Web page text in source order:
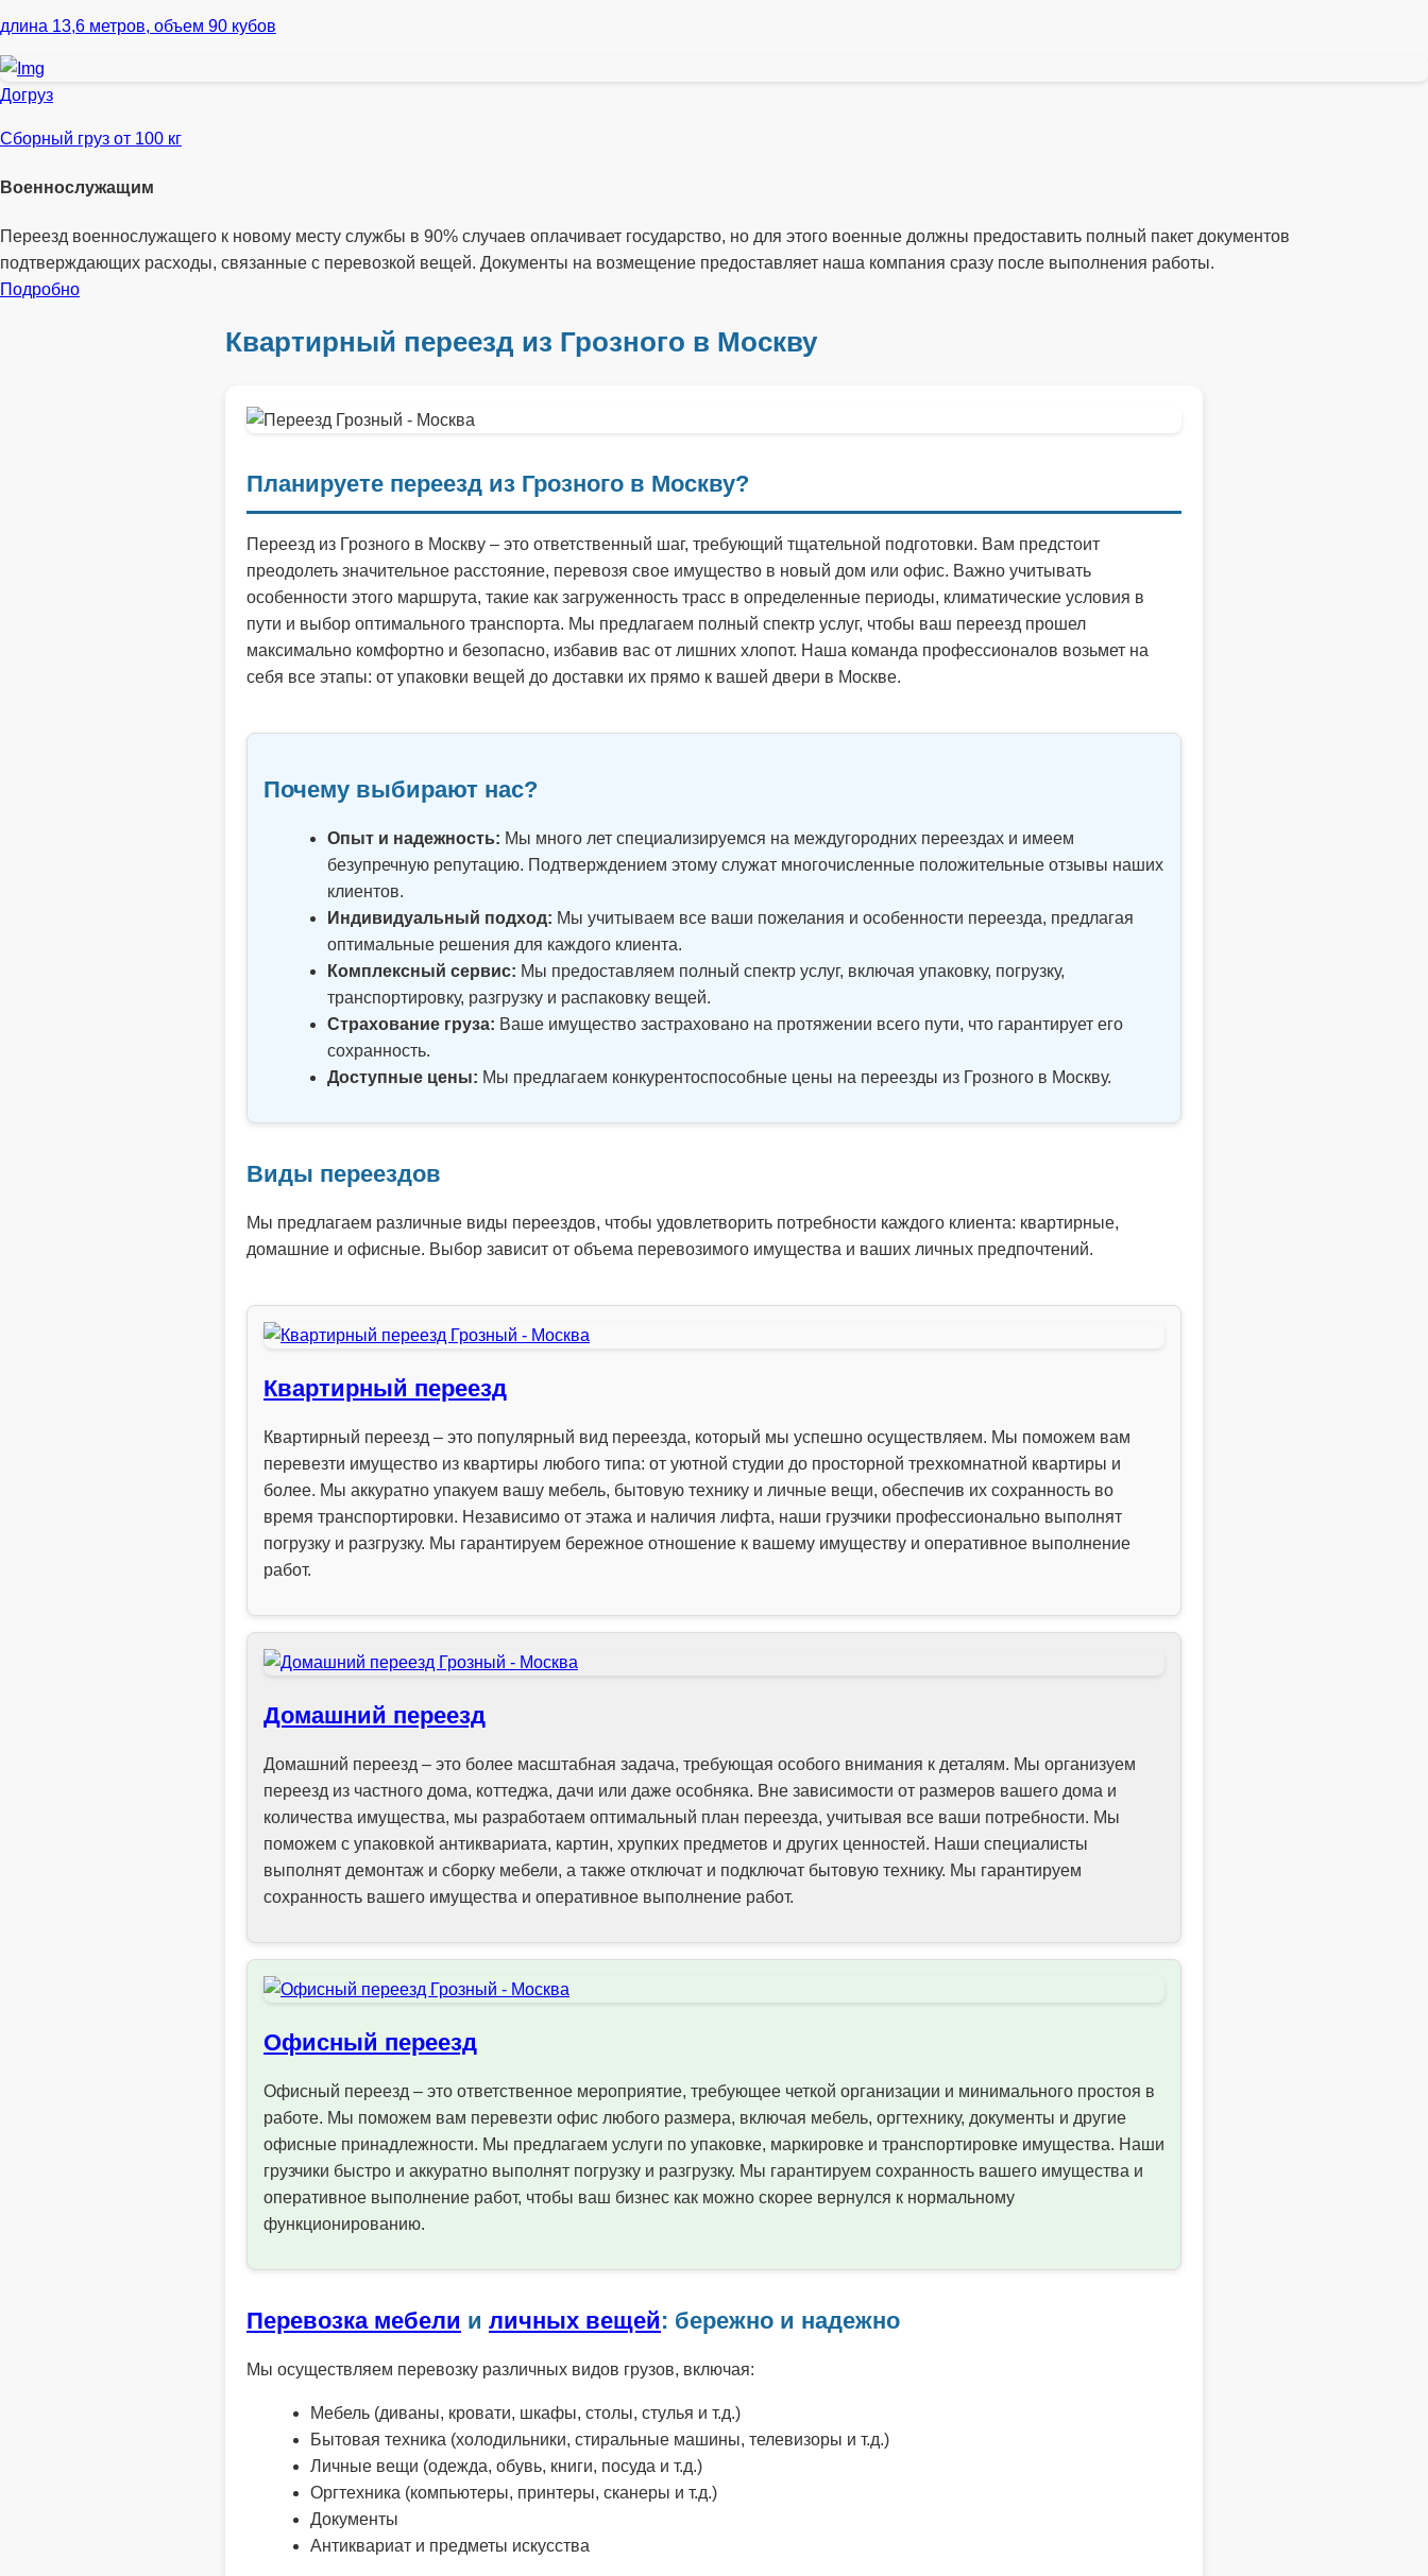
длина 13,6 метров, объем 90 кубов
Догруз
Сборный груз от 100 кг
Военнослужащим
Переезд военнослужащего к новому месту службы в 90% случаев оплачивает государство, но для этого военные должны предоставить полный пакет документов
подтверждающих расходы, связанные с перевозкой вещей. Документы на возмещение предоставляет наша компания сразу после выполнения работы.
Подробно
Квартирный переезд из Грозного в Москву
Планируете переезд из Грозного в Москву?
Переезд из Грозного в Москву – это ответственный шаг, требующий тщательной подготовки. Вам предстоит
преодолеть значительное расстояние, перевозя свое имущество в новый дом или офис. Важно учитывать
особенности этого маршрута, такие как загруженность трасс в определенные периоды, климатические условия в
пути и выбор оптимального транспорта. Мы предлагаем полный спектр услуг, чтобы ваш переезд прошел
максимально комфортно и безопасно, избавив вас от лишних хлопот. Наша команда профессионалов возьмет на
себя все этапы: от упаковки вещей до доставки их прямо к вашей двери в Москве.
Почему выбирают нас?
Опыт и надежность: Мы много лет специализируемся на междугородних переездах и имеем
безупречную репутацию. Подтверждением этому служат многочисленные положительные отзывы наших
клиентов.
Индивидуальный подход: Мы учитываем все ваши пожелания и особенности переезда, предлагая
оптимальные решения для каждого клиента.
Комплексный сервис: Мы предоставляем полный спектр услуг, включая упаковку, погрузку,
транспортировку, разгрузку и распаковку вещей.
Страхование груза: Ваше имущество застраховано на протяжении всего пути, что гарантирует его
сохранность.
Доступные цены: Мы предлагаем конкурентоспособные цены на переезды из Грозного в Москву.
Виды переездов
Мы предлагаем различные виды переездов, чтобы удовлетворить потребности каждого клиента: квартирные,
домашние и офисные. Выбор зависит от объема перевозимого имущества и ваших личных предпочтений.
Квартирный переезд
Квартирный переезд – это популярный вид переезда, который мы успешно осуществляем. Мы поможем вам
перевезти имущество из квартиры любого типа: от уютной студии до просторной трехкомнатной квартиры и
более. Мы аккуратно упакуем вашу мебель, бытовую технику и личные вещи, обеспечив их сохранность во
время транспортировки. Независимо от этажа и наличия лифта, наши грузчики профессионально выполнят
погрузку и разгрузку. Мы гарантируем бережное отношение к вашему имуществу и оперативное выполнение
работ.
Домашний переезд
Домашний переезд – это более масштабная задача, требующая особого внимания к деталям. Мы организуем
переезд из частного дома, коттеджа, дачи или даже особняка. Вне зависимости от размеров вашего дома и
количества имущества, мы разработаем оптимальный план переезда, учитывая все ваши потребности. Мы
поможем с упаковкой антиквариата, картин, хрупких предметов и других ценностей. Наши специалисты
выполнят демонтаж и сборку мебели, а также отключат и подключат бытовую технику. Мы гарантируем
сохранность вашего имущества и оперативное выполнение работ.
Офисный переезд
Офисный переезд – это ответственное мероприятие, требующее четкой организации и минимального простоя в
работе. Мы поможем вам перевезти офис любого размера, включая мебель, оргтехнику, документы и другие
офисные принадлежности. Мы предлагаем услуги по упаковке, маркировке и транспортировке имущества. Наши
грузчики быстро и аккуратно выполнят погрузку и разгрузку. Мы гарантируем сохранность вашего имущества и
оперативное выполнение работ, чтобы ваш бизнес как можно скорее вернулся к нормальному
функционированию.
Перевозка мебели и личных вещей: бережно и надежно
Мы осуществляем перевозку различных видов грузов, включая:
Мебель (диваны, кровати, шкафы, столы, стулья и т.д.)
Бытовая техника (холодильники, стиральные машины, телевизоры и т.д.)
Личные вещи (одежда, обувь, книги, посуда и т.д.)
Оргтехника (компьютеры, принтеры, сканеры и т.д.)
Документы
Антиквариат и предметы искусства